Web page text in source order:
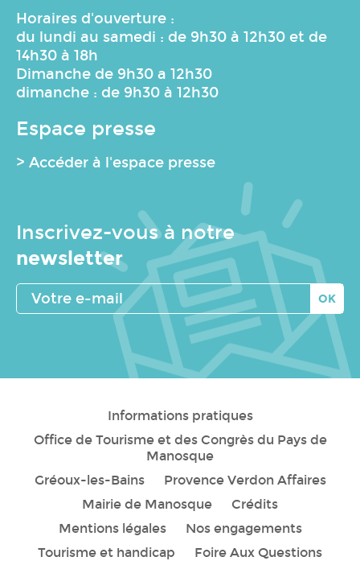
Horaires d'ouverture :
du lundi au samedi : de 9h30 à 12h30 et de
14h30 à 18h
Dimanche de 9h30 a 12h30
dimanche : de 9h30 à 12h30
Espace presse
> Accéder à l'espace presse
Inscrivez-vous à notre
newsletter
Votre
e-
Informations pratiques
Office de Tourisme et des Congrès du Pays de
Manosque
Gréoux-les-Bains
Provence Verdon Affaires
Mairie de Manosque
Crédits
Mentions légales
Nos engagements
Tourisme et handicap
Foire Aux Questions